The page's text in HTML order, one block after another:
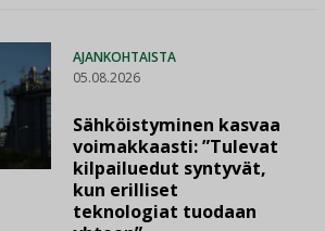
AJANKOHTAISTA
05.08.2026
Sähköistyminen kasvaa
voimakkaasti: ”Tulevat
kilpailuedut syntyvät,
kun erilliset
teknologiat tuodaan